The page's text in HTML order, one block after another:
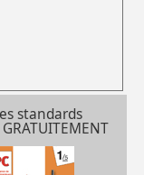
standards